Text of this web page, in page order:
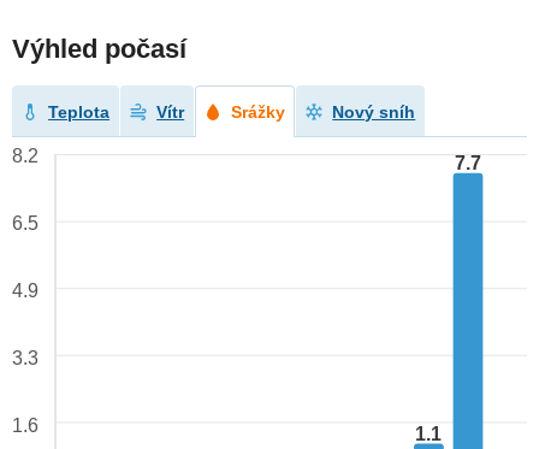
Výhled počasí
Teplota Vítr Srážky Nový sníh
1.1
7.7
8.2
6.5
4.9
3.3
1.6